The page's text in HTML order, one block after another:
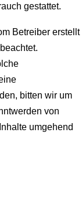
gestattet.
Betreiber erstellt
bitten wir um
von
umgehend